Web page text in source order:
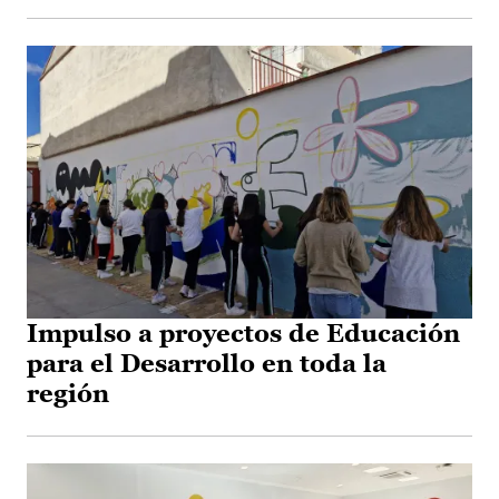
Impulso a proyectos de Educación
para el Desarrollo en toda la
región